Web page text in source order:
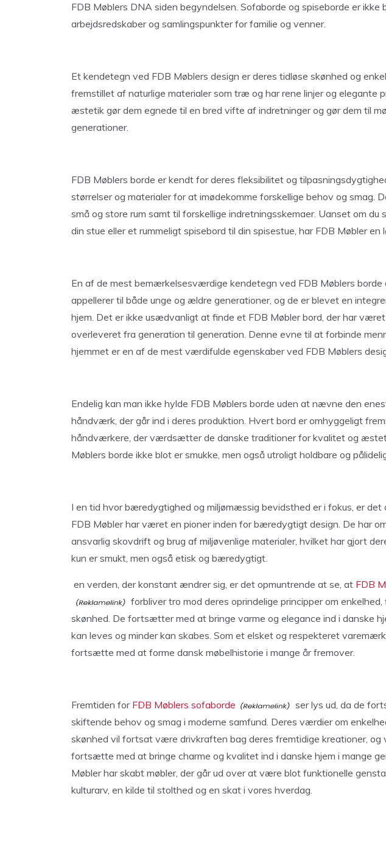
FDB Møblers DNA siden begyndelsen. Sofaborde og spiseborde er ikke
arbejdsredskaber og samlingspunkter for familie og venner.
Et kendetegn ved FDB Møblers design er deres tidløse skønhed og
fremstillet af naturlige materialer som træ og har rene linjer og elegante
æstetik gør dem egnede til en bred vifte af indretninger og gør dem til
generationer.
FDB Møblers borde er kendt for deres fleksibilitet og
størrelser og materialer for at imødekomme forskellige behov og smag.
små og store rum samt til forskellige indretningsskemaer. Uanset om du
din stue eller et rummeligt spisebord til din spisestue, har FDB Møbler en
En af de mest bemærkelsesværdige kendetegn ved FDB Møblers borde
appellerer til både unge og ældre generationer, og de er blevet en
hjem. Det er ikke usædvanligt at finde et FDB Møbler bord, der har
overleveret fra generation til generation. Denne evne til at forbinde
hjemmet er en af de mest værdifulde egenskaber ved FDB Møblers
Endelig kan man ikke hylde FDB Møblers borde uden at nævne den
håndværk, der går ind i deres produktion. Hvert bord er omhyggeligt
håndværkere, der værdsætter de danske traditioner for kvalitet og
Møblers borde ikke blot er smukke, men også utroligt holdbare og
I en tid hvor bæredygtighed og miljømæssig bevidsthed er i fokus, er
FDB Møbler har været en pioner inden for bæredygtigt design. De har
ansvarlig skovdrift og brug af miljøvenlige materialer, hvilket har gjort
kun er smukt, men også etisk og bæredygtigt.
en verden, der konstant ændrer sig, er det opmuntrende at se, at FDB
forbliver tro mod deres oprindelige principper om
skønhed. De fortsætter med at bringe varme og elegance ind i danske
kan leves og minder kan skabes. Som et elsket og respekteret
fortsætte med at forme dansk møbelhistorie i mange år fremover.
Fremtiden for FDB Møblers sofaborde
ser lys ud, da de
skiftende behov og smag i moderne samfund. Deres værdier om
skønhed vil fortsat være drivkraften bag deres fremtidige kreationer, og
fortsætte med at bringe charme og kvalitet ind i danske hjem i mange
Møbler har skabt møbler, der går ud over at være blot funktionelle
kulturarv, en kilde til stolthed og en skat i vores hverdag.